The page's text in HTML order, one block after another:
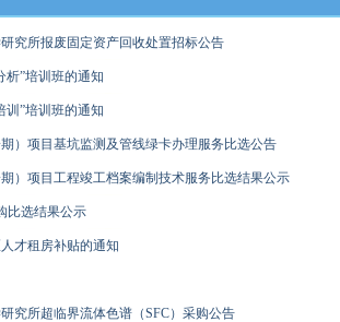
究所报废固定资产回收处置招标公告
析”培训班的通知
训”培训班的通知
）项目基坑监测及管线绿卡办理服务比选公告
）项目工程竣工档案编制技术服务比选结果公示
比选结果公示
才租房补贴的通知
究所超临界流体色谱（SFC）采购公告